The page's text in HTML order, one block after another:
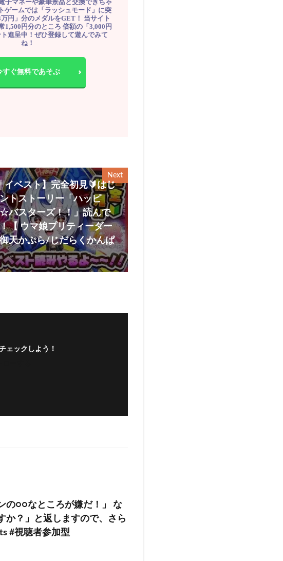
子マネーや豪華景品と交換できちゃ
ゲームでは「ラッシュモード」に突
円」分のメダルをGET！ 当サイト
1,500円分のところ 倍額の「3,000円
進呈中！ぜひ登録して遊んでみて
ね！
すぐ無料であそぶ
Next
イベスト】完全初見🔰はじ
トストーリー「ハッピ
バスターズ！！」読んで
【 ウマ娘プリティーダー
天かぷら/じだらくかんぱ
ェックしよう！
の○○なところが嫌だ！」 な
か？」と返しますので、さら
#視聴者参加型